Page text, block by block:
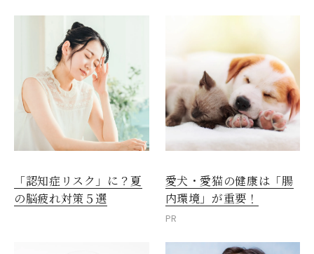
「認知症リスク」に？夏
の脳疲れ対策５選
愛犬・愛猫の健康は「腸
内環境」が重要！
PR